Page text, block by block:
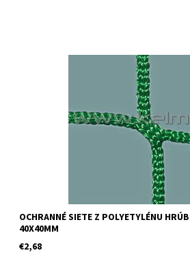
Určenie:ochranné siete vhodné k
ochranné siete do výšok nad oplotenie
cena je orientačná za 1 m2 pri
OCHRANNÉ SIETE Z POLYETYLÉNU
40X40MM
€2,68